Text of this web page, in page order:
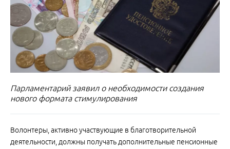
Парламентарий заявил о необходимости создания
нового формата стимулирования
Волонтеры, активно участвующие в благотворительной
деятельности, должны получать дополнительные пенсионные